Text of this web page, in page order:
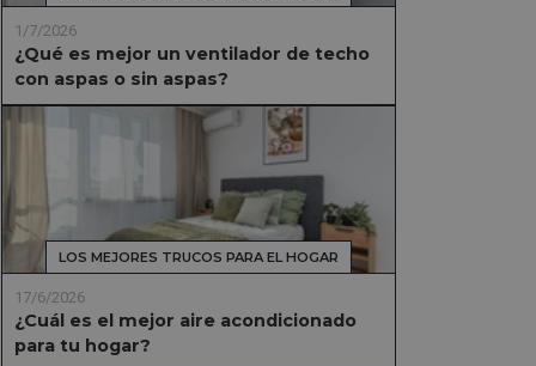
1/7/2026
¿Qué es mejor un ventilador de techo
con aspas o sin aspas?
LOS MEJORES TRUCOS PARA EL HOGAR
17/6/2026
¿Cuál es el mejor aire acondicionado
para tu hogar?